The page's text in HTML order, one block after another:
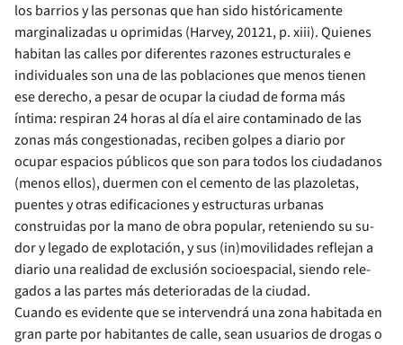
los barrios y las personas que han sido históricamente
marginalizadas u oprimidas (Harvey, 20121, p. xiii). Quie­nes
habitan las calles por diferentes ra­zones estructurales e
individuales son una de las poblaciones que menos tie­nen
ese derecho, a pesar de ocupar la ciu­dad de forma más
íntima: respiran 24 horas al día el aire contaminado de las
zonas más congestionadas, reciben gol­pes a diario por
ocupar espacios públicos que son para todos los ciudadanos
(me­nos ellos), duermen con el cemento de las plazoletas,
puentes y otras edificaciones y estructuras urbanas
construidas por la mano de obra popular, reteniendo su su­
dor y legado de explotación, y sus (in)movilidades reflejan a
diario una realidad de exclusión socioespacial, siendo rele­
gados a las partes más deterioradas de la ciudad.
Cuando es evidente que se intervendrá una zona habitada en
gran parte por habitantes de calle, sean usuarios de dro­gas o